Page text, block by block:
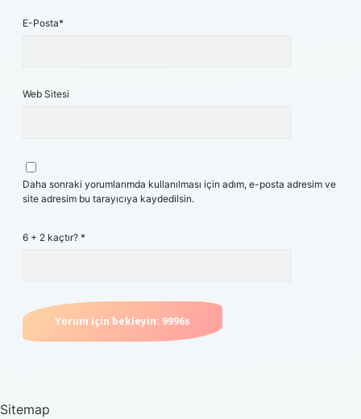
E-Posta*
Web Sitesi
Daha sonraki yorumlarımda kullanılması için adım, e-posta adresim ve
site adresim bu tarayıcıya kaydedilsin.
6 + 2 kaçtır? *
Sitemap